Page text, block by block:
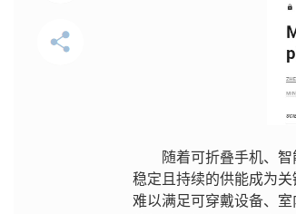
随着可折叠手机、
稳定且持续的供能成为
难以满足可穿戴设备、